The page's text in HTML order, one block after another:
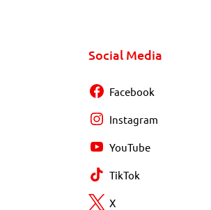
Social Media
Facebook
Instagram
YouTube
TikTok
X